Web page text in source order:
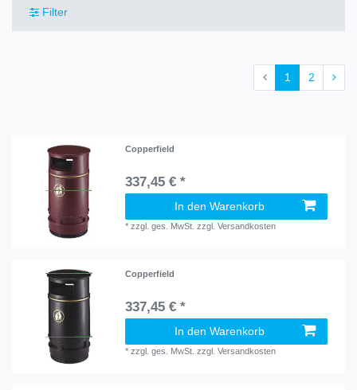
Filter
1 2
Copperfield
337,45 € *
In den Warenkorb
*zzgl. ges. MwSt. zzgl.Versandkosten
Copperfield
337,45 € *
In den Warenkorb
*zzgl. ges. MwSt. zzgl.Versandkosten